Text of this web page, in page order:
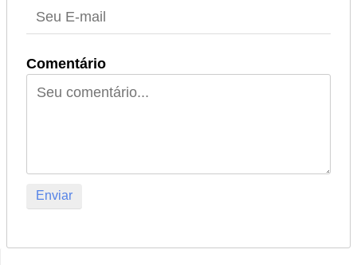
Comentário